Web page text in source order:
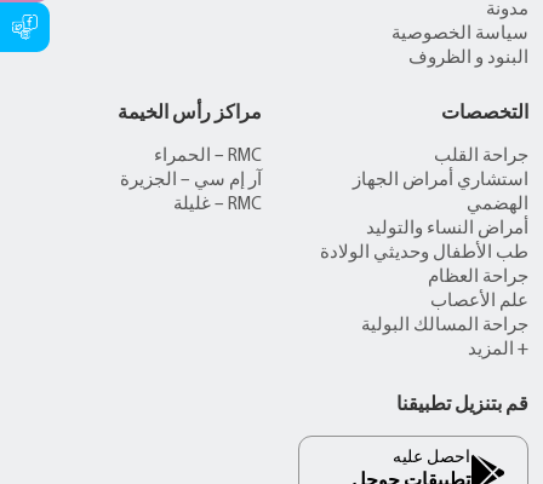
مدونة
سياسة الخصوصية
البنود و الظروف
التخصصات
جراحة القلب
استشاري أمراض الجهاز
الهضمي
أمراض النساء والتوليد
طب الأطفال وحديثي الولادة
جراحة العظام
علم الأعصاب
جراحة المسالك البولية
+ المزيد
مراكز رأس الخيمة
RMC – الحمراء
آر إم سي – الجزيرة
RMC – غليلة
قم بتنزيل تطبيقنا
احصل عليه